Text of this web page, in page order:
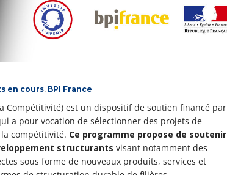
en cours, BPI France
Compétitivité) est un dispositif de soutien financé par
a pour vocation de sélectionner des projets de
compétitivité. Ce programme propose de soutenir
structurants visant notamment des
sous forme de nouveaux produits, services et